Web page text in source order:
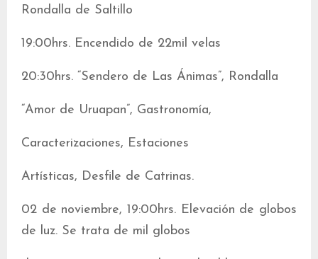
Rondalla de Saltillo
19:00hrs. Encendido de 22mil velas
20:30hrs. “Sendero de Las Ánimas”, Rondalla
“Amor de Uruapan”, Gastronomía,
Caracterizaciones, Estaciones
Artísticas, Desfile de Catrinas.
02 de noviembre, 19:00hrs. Elevación de globos
de luz. Se trata de mil globos